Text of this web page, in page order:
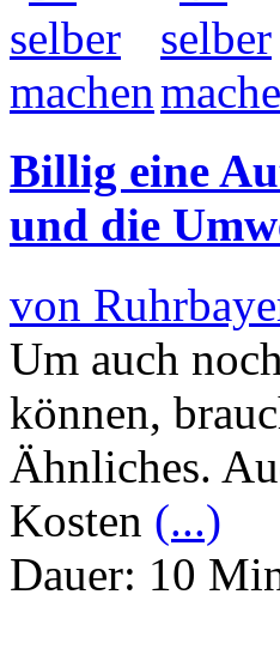
Billig eine
und die
von
Um auch
können,
Ähnliches.
Kosten (...)
Dauer: 10